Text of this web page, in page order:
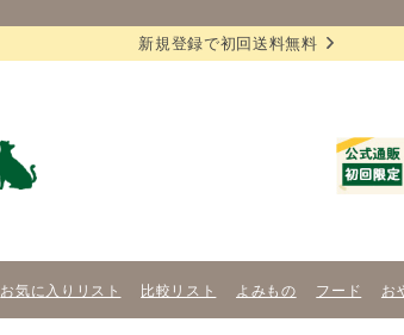
新規登録で初回送料無料
お気に入りリスト 比較リスト よみもの フード お